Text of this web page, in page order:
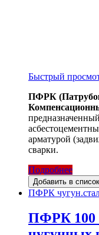
Быстрый
ПФРК
арматурой
сварки.
Подробнее
Добавить в
ПФРК
ПФРК 100